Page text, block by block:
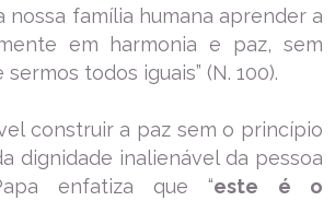
nossa família humana aprender a
em harmonia e paz, sem
todos iguais” (N. 100).
construir a paz sem o princípio
dignidade inalienável da pessoa
enfatiza que “este é o